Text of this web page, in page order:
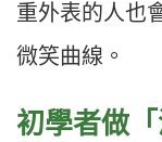
重外表的人也
微笑曲線。
初學者做